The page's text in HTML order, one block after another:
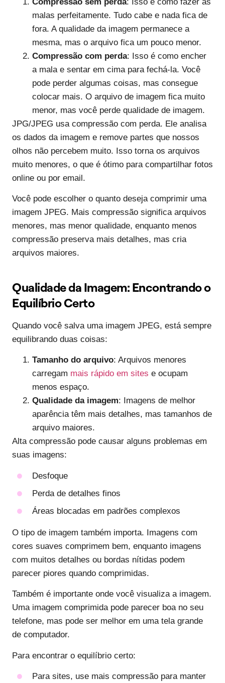
malas perfeitamente. Tudo cabe e nada fica de
fora. A qualidade da imagem permanece a
mesma, mas o arquivo fica um pouco menor.
Compressão com perda: Isso é como encher
a mala e sentar em cima para fechá-la. Você
pode perder algumas coisas, mas consegue
colocar mais. O arquivo de imagem fica muito
menor, mas você perde qualidade de imagem.
JPG/JPEG usa compressão com perda. Ele analisa
os dados da imagem e remove partes que nossos
olhos não percebem muito. Isso torna os arquivos
muito menores, o que é ótimo para compartilhar fotos
online ou por email.
Você pode escolher o quanto deseja comprimir uma
imagem JPEG. Mais compressão significa arquivos
menores, mas menor qualidade, enquanto menos
compressão preserva mais detalhes, mas cria
arquivos maiores.
Qualidade da Imagem: Encontrando o
Equilíbrio Certo
Quando você salva uma imagem JPEG, está sempre
equilibrando duas coisas:
Tamanho do arquivo: Arquivos menores
carregam mais rápido em sites e ocupam
menos espaço.
Qualidade da imagem: Imagens de melhor
aparência têm mais detalhes, mas tamanhos de
arquivo maiores.
Alta compressão pode causar alguns problemas em
suas imagens:
Desfoque
Perda de detalhes finos
Áreas blocadas em padrões complexos
O tipo de imagem também importa. Imagens com
cores suaves comprimem bem, enquanto imagens
com muitos detalhes ou bordas nítidas podem
parecer piores quando comprimidas.
Também é importante onde você visualiza a imagem.
Uma imagem comprimida pode parecer boa no seu
telefone, mas pode ser melhor em uma tela grande
de computador.
Para encontrar o equilíbrio certo:
Para sites, use mais compressão para manter